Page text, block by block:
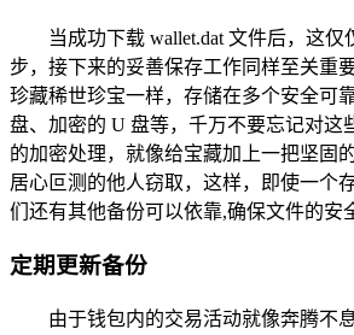
当成功下载 wallet.dat 文件后，这
步，接下来的妥善保存工作同样至关重
珍藏稀世珍宝一样，存储在多个安全可
盘、加密的 U 盘等，千万不要忘记对这
的加密处理，就像给宝藏加上一把坚固
居心叵测的他人窃取，这样，即使一个
们还有其他备份可以依靠,确保文件的安
定期更新备份
由于钱包内的交易活动就像奔腾不